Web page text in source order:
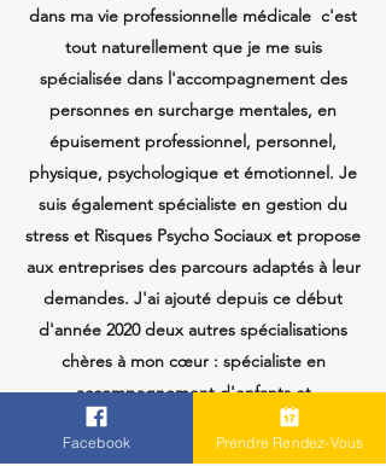
dans ma vie professionnelle médicale c'est
tout naturellement que je me suis
spécialisée dans l'accompagnement des
personnes en surcharge mentales, en
épuisement professionnel, personnel,
physique, psychologique et émotionnel. Je
suis également spécialiste en gestion du
stress et Risques Psycho Sociaux et propose
aux entreprises des parcours adaptés à leur
demandes. J'ai ajouté depuis ce début
d'année 2020 deux autres spécialisations
chères à mon cœur : spécialiste en
accompagnement d'enfants et
adolescents ayant des troubles de
l'apprentissage, les enfants TDA/H, DYS,
Facebook Prendre Rendez-Vous